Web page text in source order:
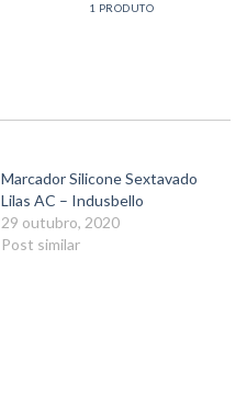
1 PRODUTO
Marcador Silicone Sextavado
Lilas AC – Indusbello
29 outubro, 2020
Post similar